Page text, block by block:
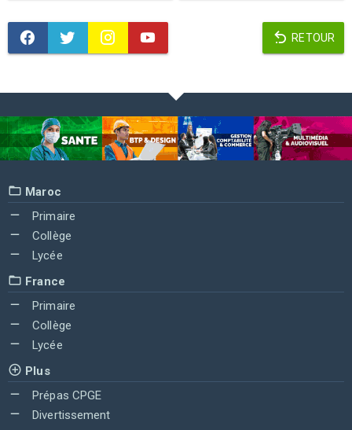
RETOUR
Maroc
Primaire
Collège
Lycée
France
Primaire
Collège
Lycée
Plus
Prépas CPGE
Divertissement